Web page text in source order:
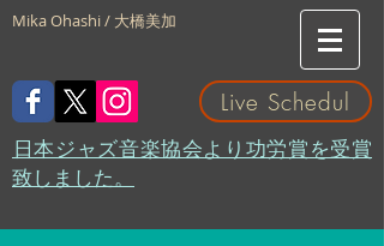
Mika Ohashi / 大橋美加
Live Schedul
​日本ジャズ音楽協会より功労賞を受賞
致しました。